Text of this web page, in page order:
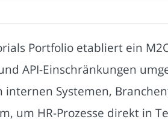
Portfolio etabliert ein
API-Einschränkungen
Systemen,
um HR-Prozesse direkt in